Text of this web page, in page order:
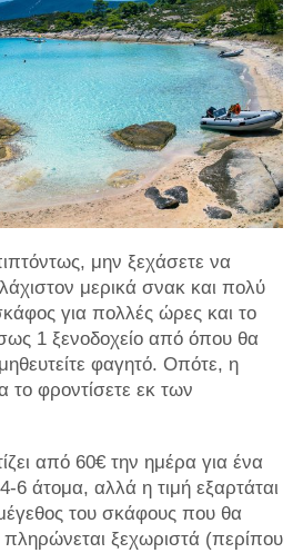
μην ξεχάσετε να
μερικά σνακ και πολύ
για πολλές ώρες και το
1 ξενοδοχείο από όπου θα
φαγητό. Οπότε, η
το φροντίσετε εκ των
από 60€ την ημέρα για ένα
άτομα, αλλά η τιμή εξαρτάται
του σκάφους που θα
πληρώνεται ξεχωριστά (περίπου